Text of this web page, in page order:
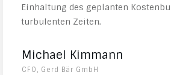
Einhaltung des geplanten
turbulenten Zeiten.
Michael Kimmann
CFO, Gerd Bär GmbH